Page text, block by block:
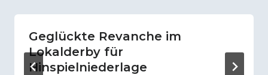
Geglückte Revanche im
Lokalderby für
Hinspielniederlage